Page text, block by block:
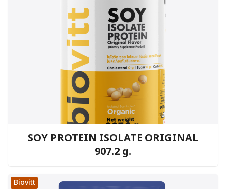
SOY PROTEIN ISOLATE ORIGINAL
907.2 g.
Biovitt